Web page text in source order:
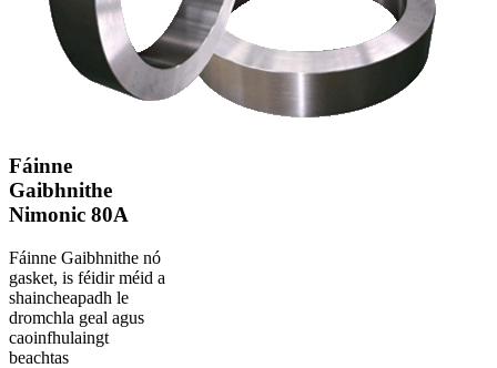
Fáinne
Gaibhnithe
Nimonic 80A
Fáinne Gaibhnithe nó
gasket, is féidir méid a
shaincheapadh le
dromchla geal agus
caoinfhulaingt
beachtas